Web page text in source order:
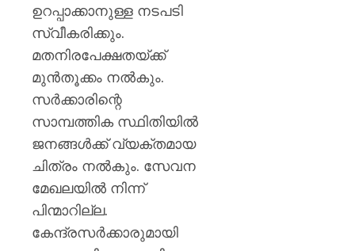
ഉറപ്പാക്കാനുള്ള ന‌ടപടി
സ്വീകരിക്കും.
മതനിരപേക്ഷതയ്ക്ക്
മുൻതൂക്കം നൽകും.
സർക്കാരിന്റെ
സാമ്പത്തിക സ്ഥിതിയിൽ
ജനങ്ങൾക്ക് വ്യക്തമായ
ചിത്രം നൽകും. സേവന
മേഖലയിൽ നിന്ന്
പിന്മാറില്ല.
കേന്ദ്രസർക്കാരുമായി